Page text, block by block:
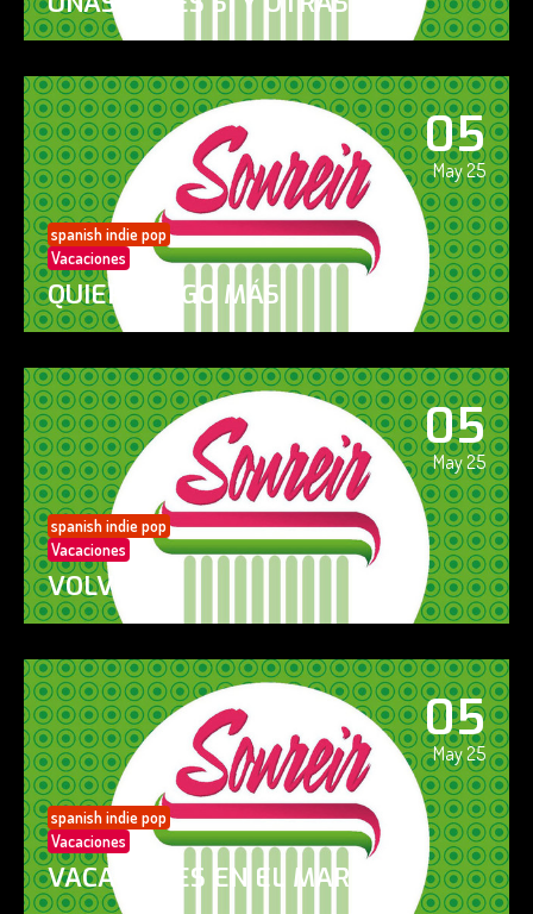
05
May 25
spanish indie pop
Vacaciones
QUIERO ALGO MÁS
05
May 25
spanish indie pop
Vacaciones
VOLVERÁS
05
May 25
spanish indie pop
Vacaciones
VACACIONES EN EL MAR